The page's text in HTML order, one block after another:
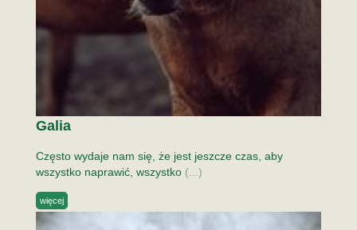
Galia
Często wydaje nam się, że jest jeszcze czas, aby
wszystko naprawić, wszystko (...)
więcej